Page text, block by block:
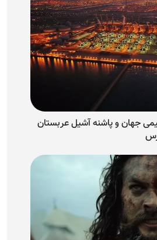
جهان و پاشنه آشیل عربستان